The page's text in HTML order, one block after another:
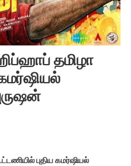
தமிழா
புதிய கமர்ஷியல்